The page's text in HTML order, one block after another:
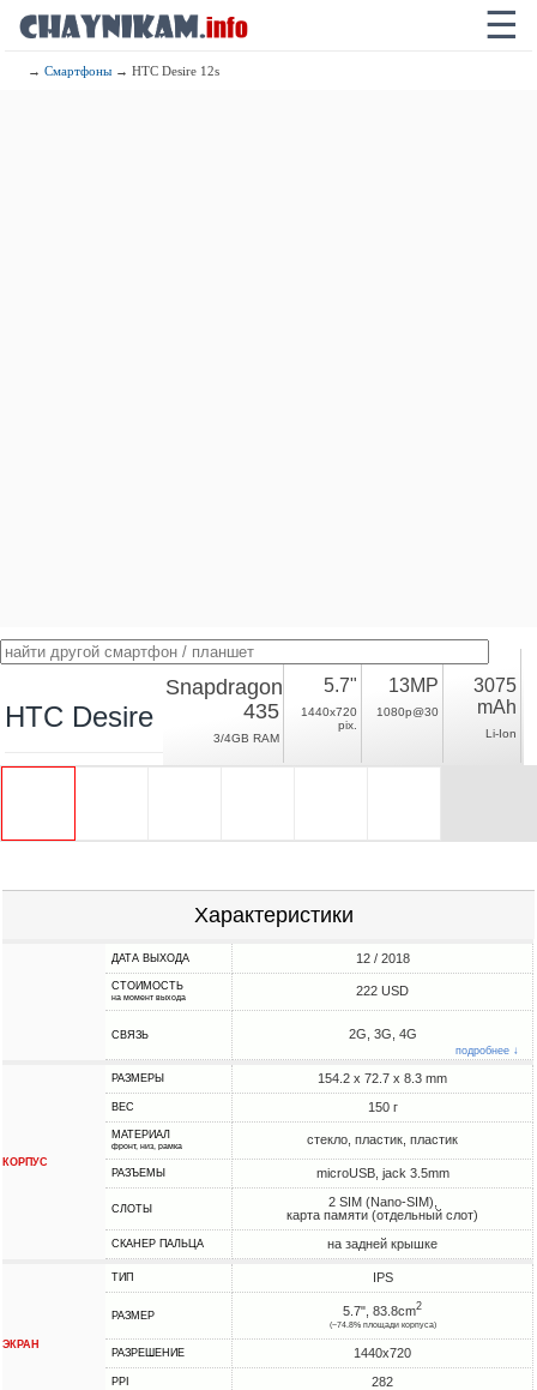
☰
→Смартфоны → HTC Desire 12s
HTC Desire 12s
Snapdragon
435
3/4GB RAM
5.7"
1440x720
pix.
13MP
1080p@30
3075
mAh
Li-Ion
Характеристики
ДАТА ВЫХОДА 12 / 2018
СТОИМОСТЬ
на момент выхода 222 USD
СВЯЗЬ 2G, 3G, 4G
подробнее ↓
КОРПУС
РАЗМЕРЫ 154.2 x 72.7 x 8.3 mm
ВЕС 150 г
МАТЕРИАЛ
фронт, низ, рамка стекло, пластик, пластик
РАЗЪЕМЫ microUSB, jack 3.5mm
СЛОТЫ
2 SIM (Nano-SIM),
карта памяти (отдельный слот)
СКАНЕР ПАЛЬЦА на задней крышке
ЭКРАН
ТИП IPS
РАЗМЕР 5.7", 83.8cm2
(~74.8% площади корпуса)
РАЗРЕШЕНИЕ 1440x720
PPI 282